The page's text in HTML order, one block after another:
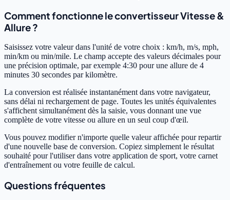
Comment fonctionne le convertisseur Vitesse &
Allure ?
Saisissez votre valeur dans l'unité de votre choix : km/h, m/s, mph,
min/km ou min/mile. Le champ accepte des valeurs décimales pour
une précision optimale, par exemple 4:30 pour une allure de 4
minutes 30 secondes par kilomètre.
La conversion est réalisée instantanément dans votre navigateur,
sans délai ni rechargement de page. Toutes les unités équivalentes
s'affichent simultanément dès la saisie, vous donnant une vue
complète de votre vitesse ou allure en un seul coup d'œil.
Vous pouvez modifier n'importe quelle valeur affichée pour repartir
d'une nouvelle base de conversion. Copiez simplement le résultat
souhaité pour l'utiliser dans votre application de sport, votre carnet
d'entraînement ou votre feuille de calcul.
Questions fréquentes